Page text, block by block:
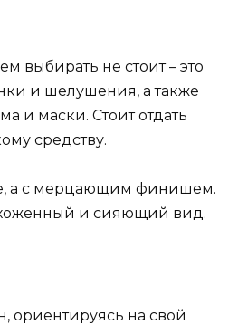
выбирать не стоит – это
и шелушения, а также
и маски. Стоит отдать
средству.
а с мерцающим финишем.
и сияющий вид.
ориентируясь на свой